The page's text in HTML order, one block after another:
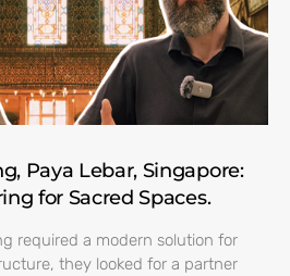
Paya Lebar, Singapore:
for Sacred Spaces.
required a modern solution for
they looked for a partner